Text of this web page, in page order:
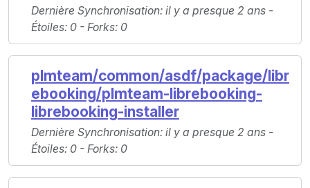
Dernière Synchronisation: il y a presque 2 ans -
Étoiles: 0 - Forks: 0
plmteam/common/asdf/package/libr
ebooking/plmteam-librebooking-
librebooking-installer
Dernière Synchronisation: il y a presque 2 ans -
Étoiles: 0 - Forks: 0